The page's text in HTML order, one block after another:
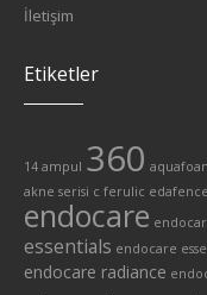
İletişim
Etiketler
14 ampul 360
akne serisi c ferulic
endocare
essentials endocare
endocare radiance